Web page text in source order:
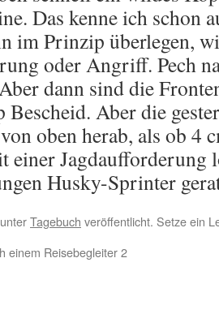
Das kenne ich schon
im Prinzip überlegen,
oder Angriff. Pech
dann sind die
Aber die
oben herab, als ob 4
einer Jagdaufforderung
Husky-Sprinter
Tagebuch veröffentlicht. Setze ein
einem Reisebegleiter 2